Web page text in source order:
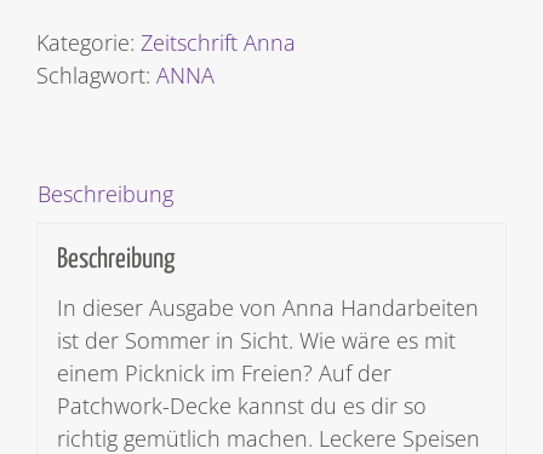
Menge
Kategorie: Zeitschrift Anna
Schlagwort: ANNA
Beschreibung
Beschreibung
In dieser Ausgabe von Anna Handarbeiten
ist der Sommer in Sicht. Wie wäre es mit
einem Picknick im Freien? Auf der
Patchwork-Decke kannst du es dir so
richtig gemütlich machen. Leckere Speisen